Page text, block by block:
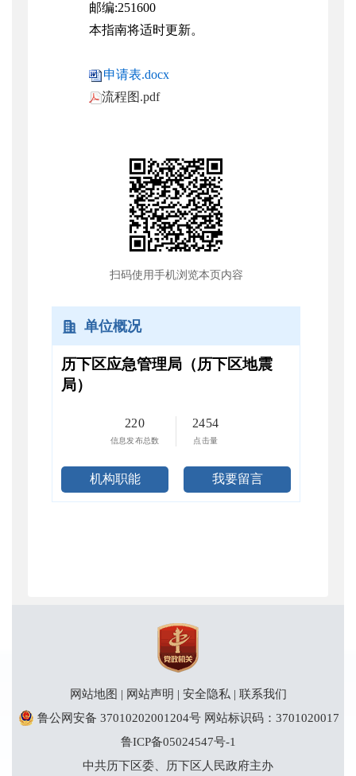
邮编:251600
本指南将适时更新。
申请表.docx
流程图.pdf
扫码使用手机浏览本页内容
单位概况
历下区应急管理局（历下区地震
局）
220
信息发布总数
2454
点击量
机构职能 我要留言
网站地图 | 网站声明 | 安全隐私 | 联系我们
鲁公网安备 37010202001204号 网站标识码：3701020017
鲁ICP备05024547号-1
中共历下区委、历下区人民政府主办